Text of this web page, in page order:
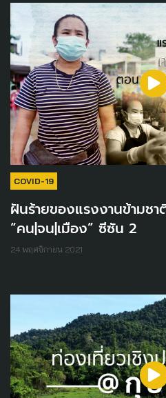
COVID-19
ฝันร้ายของแรงงานข้ามชา
“คน|จน|เมือง” ซีซัน 2
24 พฤศจิกายน 2021